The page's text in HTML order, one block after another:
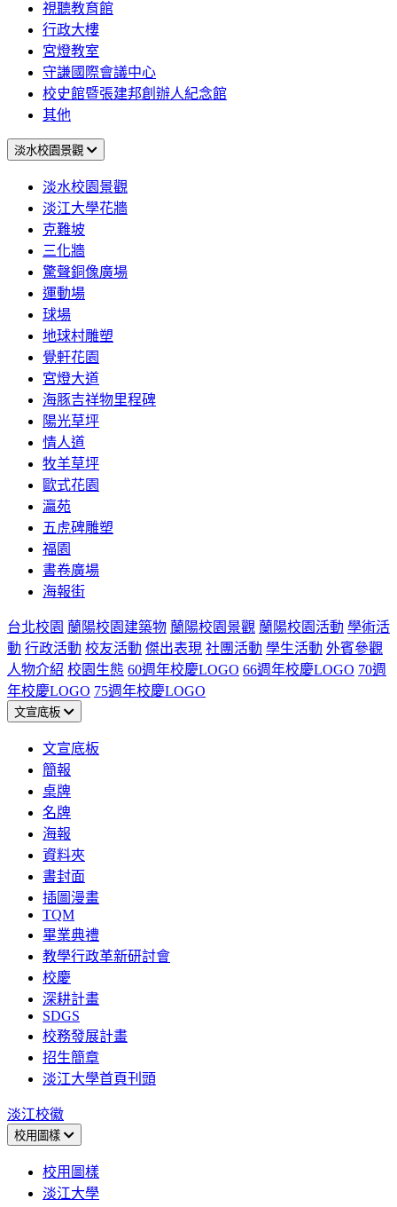
視聽教育館
行政大樓
宮燈教室
守謙國際會議中心
校史館暨張建邦創辦人紀念館
其他
淡水校園景觀
淡水校園景觀
淡江大學花牆
克難坡
三化牆
驚聲銅像廣場
運動場
球場
地球村雕塑
覺軒花園
宮燈大道
海豚吉祥物里程碑
陽光草坪
情人道
牧羊草坪
歐式花園
瀛苑
五虎碑雕塑
福園
書卷廣場
海報街
台北校園 蘭陽校園建築物 蘭陽校園景觀 蘭陽校園活動 學術活
動 行政活動 校友活動 傑出表現 社團活動 學生活動 外賓參觀
人物介紹 校園生態 60週年校慶LOGO 66週年校慶LOGO 70週
年校慶LOGO 75週年校慶LOGO
文宣底板
文宣底板
簡報
桌牌
名牌
海報
資料夾
書封面
插圖漫畫
TQM
畢業典禮
教學行政革新研討會
校慶
深耕計畫
SDGS
校務發展計畫
招生簡章
淡江大學首頁刊頭
淡江校徽
校用圖樣
校用圖樣
淡江大學